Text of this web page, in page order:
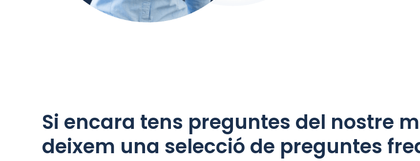
Si encara tens preguntes del nostre
deixem una selecció de preguntes